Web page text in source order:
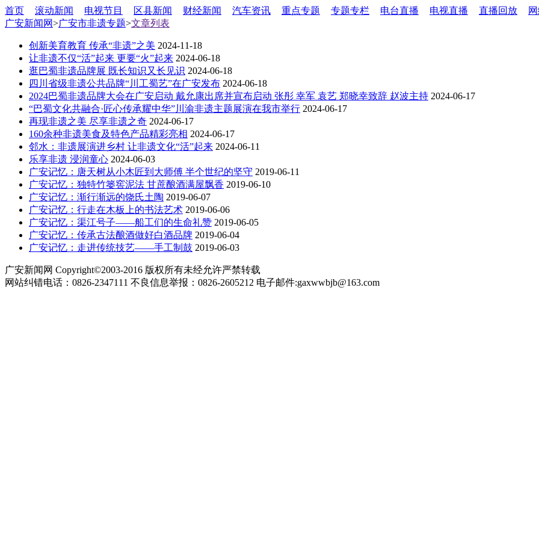
首页 滚动新闻 电视节目 区县新闻 财经新闻 汽车资讯 重点专题 专题专栏 电台直播 电视直播 直播回放
广安新闻网>广安市非遗专题>文章列表
创新美育教育 传承“非遗”之美 2024-11-18
让非遗不仅“活”起来 更要“火”起来 2024-06-18
逛巴蜀非遗品牌展 既长知识又长见识 2024-06-18
四川省级非遗公共品牌“川工蜀艺”在广安发布 2024-06-18
2024巴蜀非遗品牌大会在广安启动 戴允康出席并宣布启动 张彤 幸军 袁艺 郑晓幸致辞 赵波主持 2024-06-17
“巴蜀文化共融合·匠心传承耀中华”川渝非遗主题展演在我市举行 2024-06-17
再现非遗之美 尽享非遗之奇 2024-06-17
160余种非遗美食及特色产品精彩亮相 2024-06-17
邻水：非遗展演进乡村 让非遗文化“活”起来 2024-06-11
乐享非遗 浸润童心 2024-06-03
广安记忆：唐天树从小木匠到大师傅 半个世纪的坚守 2019-06-11
广安记忆：独特竹篓窖泥法 甘蔗酿酒满屋飘香 2019-06-10
广安记忆：渐行渐远的饶氏土陶 2019-06-07
广安记忆：行走在木板上的书法艺术 2019-06-06
广安记忆：渠江号子——船工们的生命礼赞 2019-06-05
广安记忆：传承古法酿酒做好白酒品牌 2019-06-04
广安记忆：走进传统技艺——手工制鼓 2019-06-03
广安新闻网 Copyright©2003-2016 版权所有未经允许严禁转载
网站纠错电话：0826-2347111 不良信息举报：0826-2605212 电子邮件:gaxwwbjb@163.com